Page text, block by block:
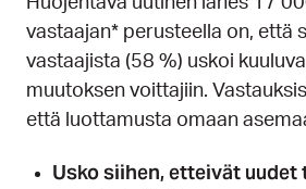
vastaajan* perusteella on, että
vastaajista (58 %) uskoi
muutoksen voittajiin.
että luottamusta omaan
Usko siihen, etteivät